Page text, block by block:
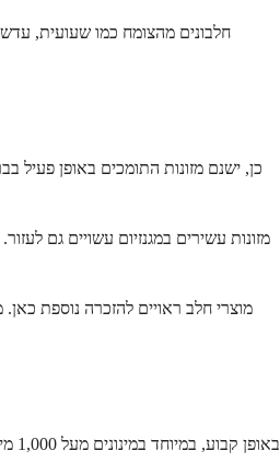
חלבונים מהצומח כמו שעועית,
כן, ישנם מזונות התומכים באופן פעיל
מזונות עשירים במגנזיום עשויים גם
מוצרי חלב ראויים להזכרה נוספת